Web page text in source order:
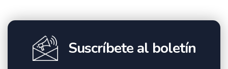
Suscríbete al boletín